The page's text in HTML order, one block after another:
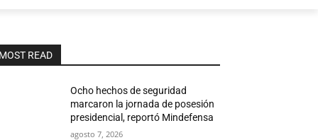
READ
Ocho hechos de seguridad
marcaron la jornada de posesión
presidencial, reportó Mindefensa
agosto 7, 2026